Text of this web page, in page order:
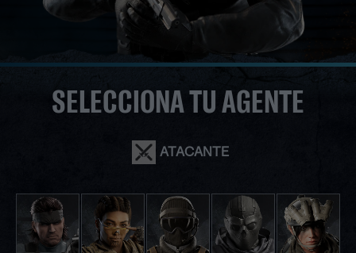
SELECCIONA TU AGENTE
ATACANTE